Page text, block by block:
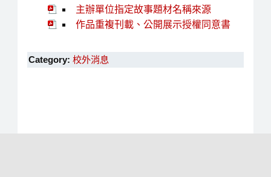
主辦單位指定故事題材名稱來源
作品重複刊載、公開展示授權同意書
Category: 校外消息